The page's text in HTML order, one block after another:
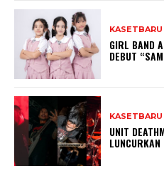
KASETBARU
GIRL BAND
DEBUT
KASETBARU
UNIT